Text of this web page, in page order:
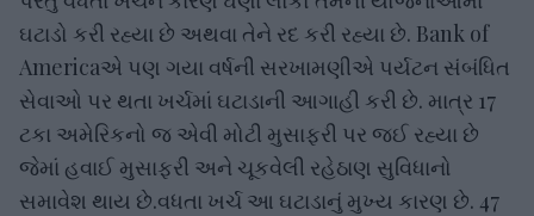
ઘટાડો કરી રહ્યા છે અથવા તેને રદ કરી રહ્યા છે. Bank of
Americaએ પણ ગયા વર્ષની સરખામણીએ પર્યટન સંબંધિત
સેવાઓ પર થતા ખર્ચમાં ઘટાડાની આગાહી કરી છે. માત્ર 17
ટકા અમેરિકનો જ એવી મોટી મુસાફરી પર જઈ રહ્યા છે
જેમાં હવાઈ મુસાફરી અને ચૂકવેલી રહેઠાણ સુવિધાનો
સમાવેશ થાય છે.વધતા ખર્ચ આ ઘટાડાનું મુખ્ય કારણ છે. 47